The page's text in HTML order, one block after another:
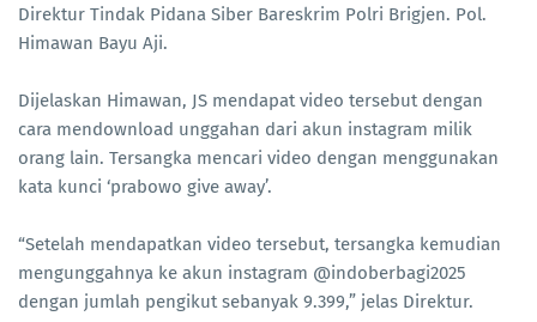
Direktur Tindak Pidana Siber Bareskrim Polri Brigjen. Pol.
Himawan Bayu Aji.
Dijelaskan Himawan, JS mendapat video tersebut dengan
cara mendownload unggahan dari akun instagram milik
orang lain. Tersangka mencari video dengan menggunakan
kata kunci ‘prabowo give away’.
“Setelah mendapatkan video tersebut, tersangka kemudian
mengunggahnya ke akun instagram @indoberbagi2025
dengan jumlah pengikut sebanyak 9.399,” jelas Direktur.